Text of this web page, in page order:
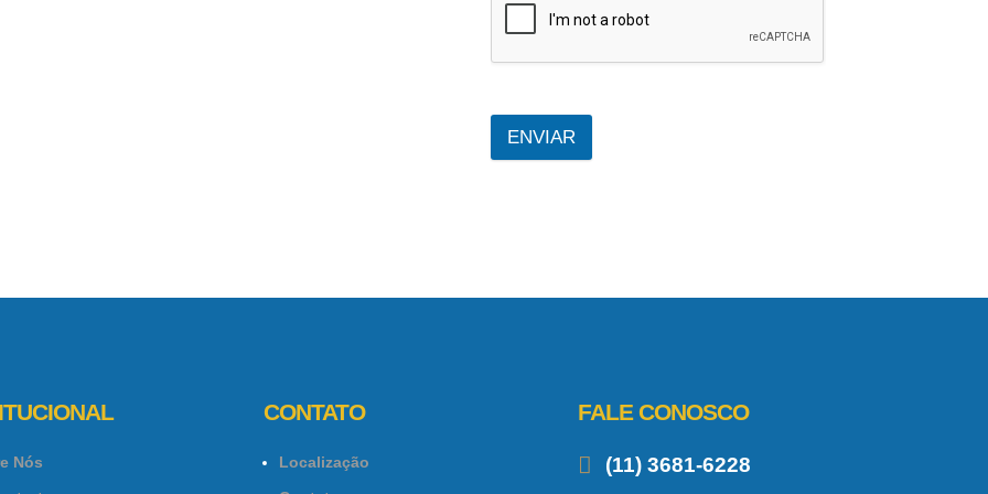
ENVIAR
Nós
CONTATO
Localização
FALE CONOSCO
(11) 3681-6228